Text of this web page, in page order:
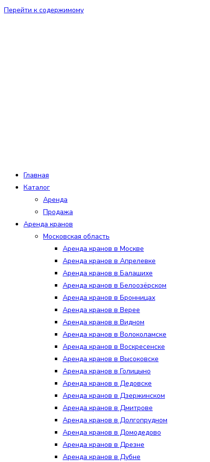
Перейти к содержимому
Главная
Каталог
Аренда
Продажа
Аренда кранов
Московская область
Аренда кранов в Москве
Аренда кранов в Апрелевке
Аренда кранов в Балашихе
Аренда кранов в Белоозёрском
Аренда кранов в Бронницах
Аренда кранов в Верее
Аренда кранов в Видном
Аренда кранов в Волоколамске
Аренда кранов в Воскресенске
Аренда кранов в Высоковске
Аренда кранов в Голицыно
Аренда кранов в Дедовске
Аренда кранов в Дзержинском
Аренда кранов в Дмитрове
Аренда кранов в Долгопрудном
Аренда кранов в Домодедово
Аренда кранов в Дрезне
Аренда кранов в Дубне